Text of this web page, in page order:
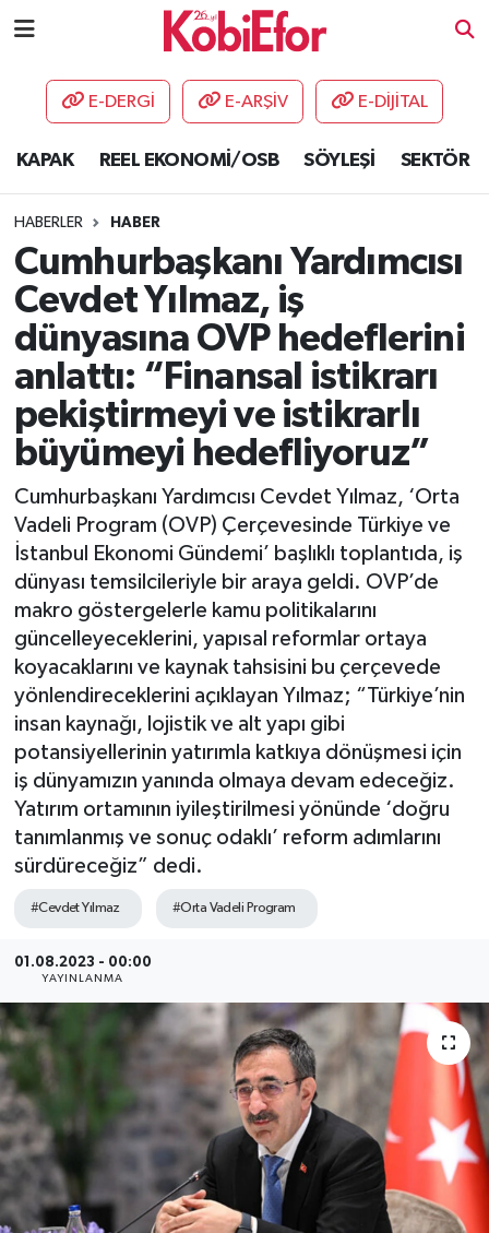
E-DERGİ E-ARŞİV E-DİJİTAL
KAPAK REEL EKONOMİ/OSB SÖYLEŞİ SEKTÖR
HABERLER HABER
Cumhurbaşkanı Yardımcısı
Cevdet Yılmaz, iş
dünyasına OVP hedeflerini
anlattı: “Finansal istikrarı
pekiştirmeyi ve istikrarlı
büyümeyi hedefliyoruz”
Cumhurbaşkanı Yardımcısı Cevdet Yılmaz, ‘Orta
Vadeli Program (OVP) Çerçevesinde Türkiye ve
İstanbul Ekonomi Gündemi’ başlıklı toplantıda, iş
dünyası temsilcileriyle bir araya geldi. OVP’de
makro göstergelerle kamu politikalarını
güncelleyeceklerini, yapısal reformlar ortaya
koyacaklarını ve kaynak tahsisini bu çerçevede
yönlendireceklerini açıklayan Yılmaz; “Türkiye’nin
insan kaynağı, lojistik ve alt yapı gibi
potansiyellerinin yatırımla katkıya dönüşmesi için
iş dünyamızın yanında olmaya devam edeceğiz.
Yatırım ortamının iyileştirilmesi yönünde ‘doğru
tanımlanmış ve sonuç odaklı’ reform adımlarını
sürdüreceğiz” dedi.
#Cevdet Yılmaz #Orta Vadeli Program
01.08.2023 - 00:00
YAYINLANMA
AKADEMİ
DESTEK-TEŞVİK
ETKİNLİK
GÜNCEL
HABERLER
KAPAK
OSB
SEKTÖR
ŞİRKET PANO
SÖYLEŞİ
ÜLKE
YAŞAM